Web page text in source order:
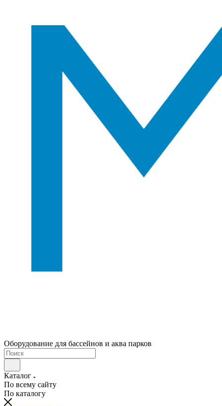
Оборудование для бассейнов и аква парков
Каталог
По всему сайту
По каталогу